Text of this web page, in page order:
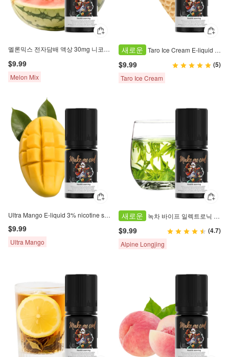
멜론믹스 전자담배 액상 30mg 니코틴 30ml
$9.99
Melon Mix
새로운 Taro Ice Cream E-liquid 3% nicotine salt 30ml
$9.99 (5)
Taro Ice Cream
Ultra Mango E-liquid 3% nicotine salt 30ml
$9.99
Ultra Mango
새로운 녹차 바이프 일렉트로닉 액체 – 알파인 용정 풍미 | 30ml | 3% 니코틴 염
$9.99 (4.7)
Alpine Longjing